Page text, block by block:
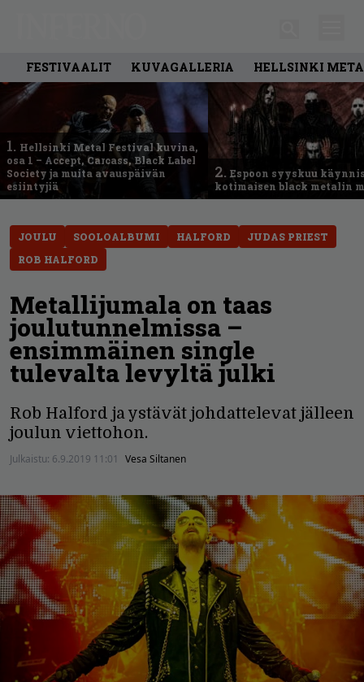
FESTIVAALIT KUVAGALLERIA HELLSINKI
1. Hellsinki Metal Festival kuvina,
osa 1 – Accept, Carcass, Black Label
Society ja muita avauspäivän
esiintyjiä
2. Espoon syyskuu
kotimaisen black metalin
JOULU SOOLOALBUMI HALFORD
JUDAS PRIEST
ROB HALFORD
Metallijumala on taas
joulutunnelmissa –
ensimmäinen single
tulevalta levyltä julki
Rob Halford ja ystävät johdattelevat jälleen
joulun viettohon.
Julkaistu: 6.9.2019 11:01 Vesa Siltanen